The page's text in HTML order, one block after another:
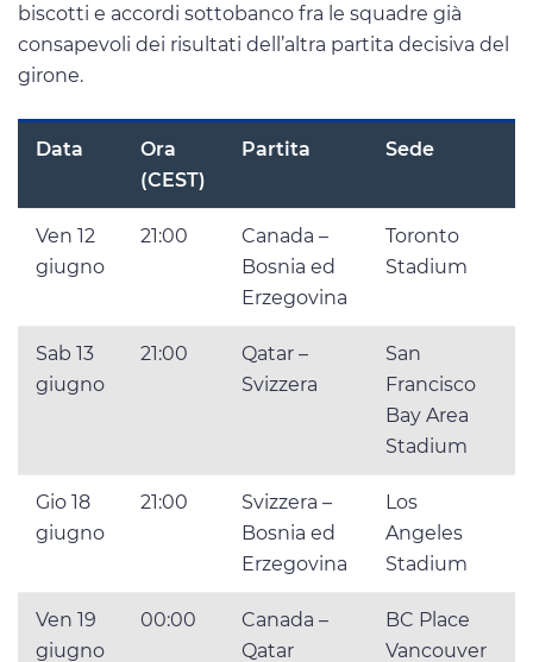
biscotti e accordi sottobanco fra le squadre già
consapevoli dei risultati dell’altra partita decisiva del
girone.
Data
Ora
(CEST)
Partita Sede
Ven 12
giugno
21:00
Canada –
Bosnia ed
Erzegovina
Toronto
Stadium
Sab 13
giugno
21:00
Qatar –
Svizzera
San
Francisco
Bay Area
Stadium
Gio 18
giugno
21:00
Svizzera –
Bosnia ed
Erzegovina
Los
Angeles
Stadium
Ven 19
giugno
00:00
Canada –
Qatar
BC Place
Vancouver